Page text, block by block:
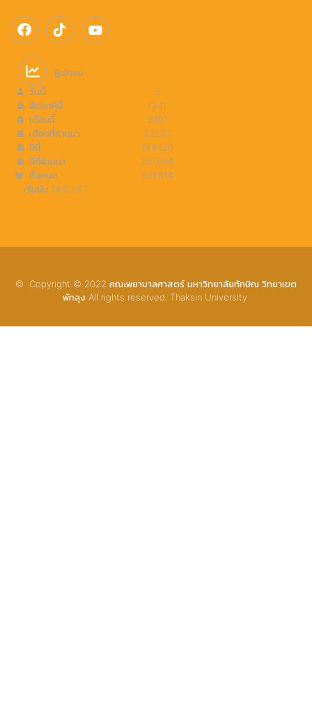
ผู้เข้าชม
วันนี้
5
สัปดาห์นี้
7341
เดือนนี้
9401
เดือนที่ผ่านมา
23592
ปีนี้
184320
ปีที่ผ่านมา
287844
ทั้งหมด
596614
เริ่มนับ 14/03/67
© Copyright © 2022 คณะพยาบาลศาสตร์ มหาวิทยาลัยทักษิณ วิทยาเขต
พัทลุง All rights reserved. Thaksin University